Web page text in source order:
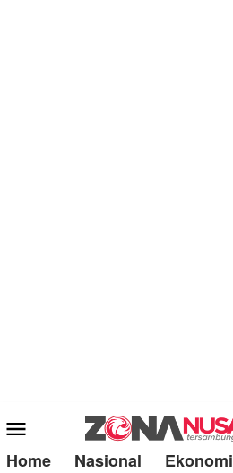
Mobile
Menu
Home Nasional Ekonomi